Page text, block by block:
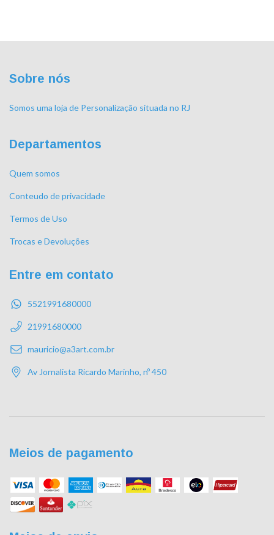
Sobre nós
Somos uma loja de Personalização situada no RJ
Departamentos
Quem somos
Conteudo de privacidade
Termos de Uso
Trocas e Devoluções
Entre em contato
5521991680000
21991680000
mauricio@a3art.com.br
Av Jornalista Ricardo Marinho, nº 450
Meios de pagamento